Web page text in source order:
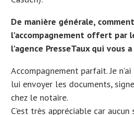
De manière générale,
l’accompagnement offert par
l’agence PresseTaux qui vous
Accompagnement parfait. Je
lui envoyer les documents,
chez le notaire.
C’est très appréciable car aucun